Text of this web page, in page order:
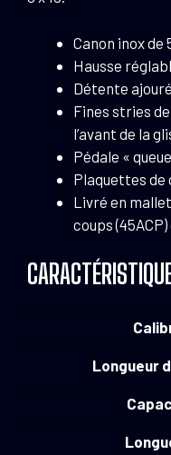
Canon inox de
Hausse
Détente
Fines stries
l’avant de la
Pédale «
Plaquettes de
Livré en
coups (45ACP)
Longueur